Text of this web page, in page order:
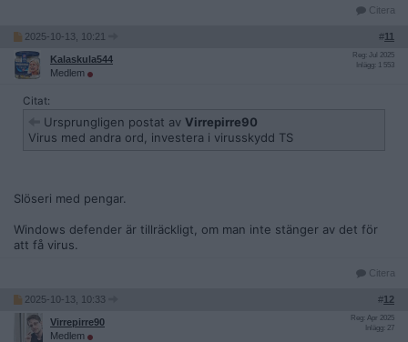
Citera
2025-10-13, 10:21 #11
Kalaskula544
Medlem
Reg: Jul 2025
Inlägg: 1 553
Citat:
Ursprungligen postat av Virrepirre90
Virus med andra ord, investera i virusskydd TS
Slöseri med pengar.
Windows defender är tillräckligt, om man inte stänger av det för
att få virus.
Citera
2025-10-13, 10:33 #12
Virrepirre90
Medlem
Reg: Apr 2025
Inlägg: 27